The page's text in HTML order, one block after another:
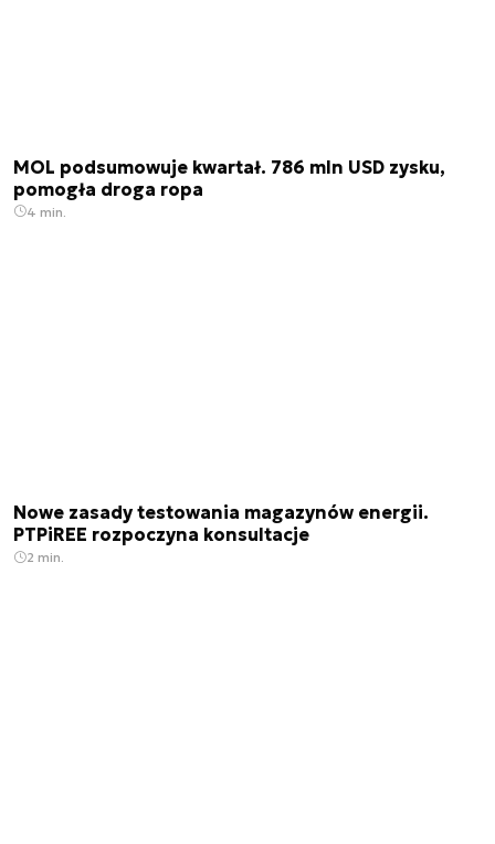
MOL podsumowuje kwartał. 786 mln USD zysku,
pomogła droga ropa
4 min.
Nowe zasady testowania magazynów energii.
PTPiREE rozpoczyna konsultacje
2 min.